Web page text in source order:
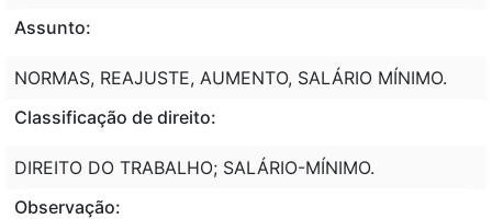
Assunto:
NORMAS, REAJUSTE, AUMENTO, SALÁRIO MÍNIMO.
Classificação de direito:
DIREITO DO TRABALHO; SALÁRIO-MÍNIMO.
Observação: